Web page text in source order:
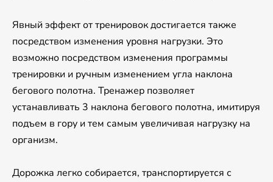
Явный эффект от тренировок достигается также
посредством изменения уровня нагрузки. Это
возможно посредством изменения программы
тренировки и ручным изменением угла наклона
бегового полотна. Тренажер позволяет
устанавливать 3 наклона бегового полотна, имитируя
подъем в гору и тем самым увеличивая нагрузку на
организм.
Дорожка легко собирается, транспортируется с